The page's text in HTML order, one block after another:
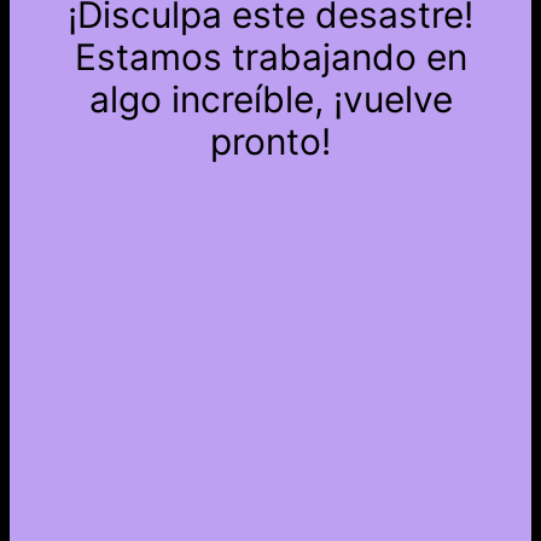
¡Disculpa este desastre!
Estamos trabajando en
algo increíble, ¡vuelve
pronto!